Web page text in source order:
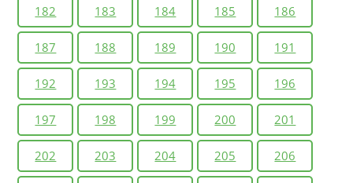
182 183 184 185 186
187 188 189 190 191
192 193 194 195 196
197 198 199 200 201
202 203 204 205 206